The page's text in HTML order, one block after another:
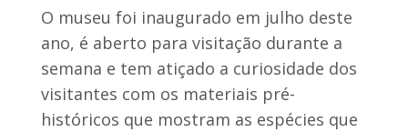
O museu foi inaugurado em julho deste
ano, é aberto para visitação durante a
semana e tem atiçado a curiosidade dos
visitantes com os materiais pré-
históricos que mostram as espécies que